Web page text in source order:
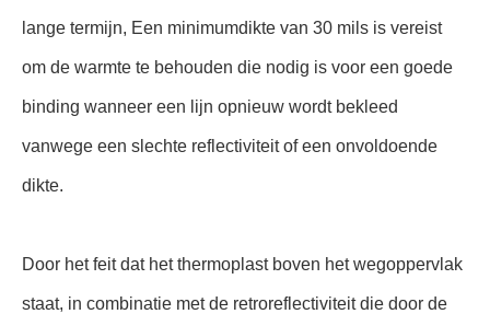
lange termijn, Een minimumdikte van 30 mils is vereist
om de warmte te behouden die nodig is voor een goede
binding wanneer een lijn opnieuw wordt bekleed
vanwege een slechte reflectiviteit of een onvoldoende
dikte.
Door het feit dat het thermoplast boven het wegoppervlak
staat, in combinatie met de retroreflectiviteit die door de